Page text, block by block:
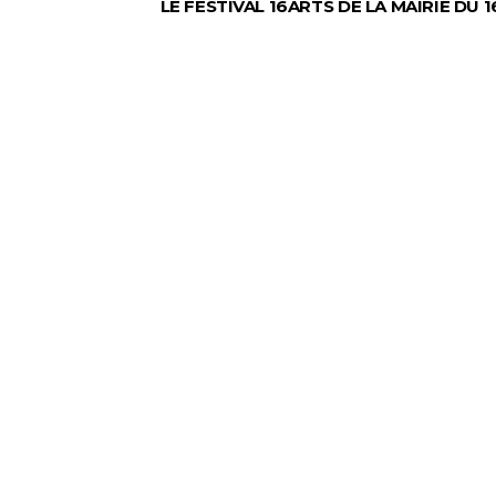
LE FESTIVAL 16ARTS DE LA MAIRIE DU